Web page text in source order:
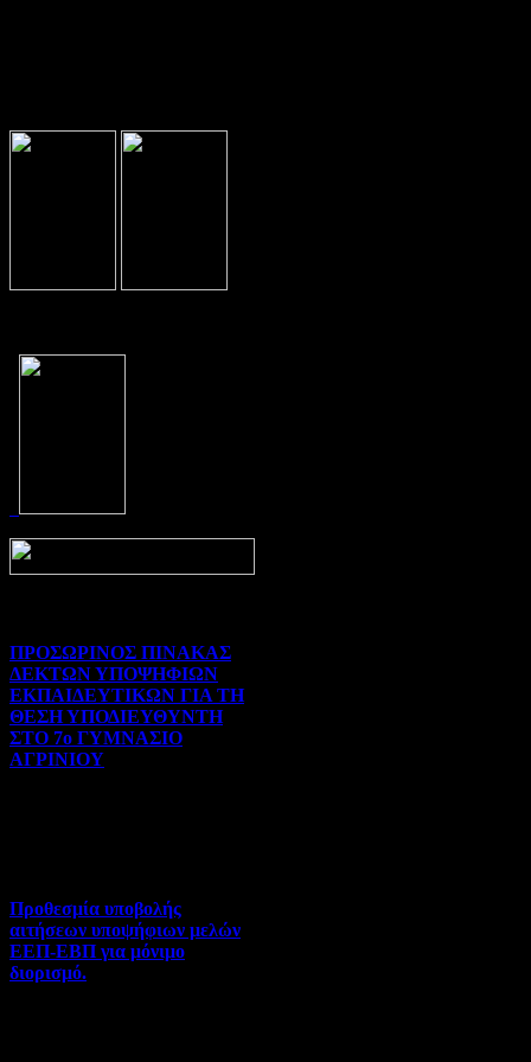
ΠΡΟΣΩΡΙΝΟΣ ΠΙΝΑΚΑΣ
ΔΕΚΤΩΝ ΥΠΟΨΗΦΙΩΝ
ΕΚΠΑΙΔΕΥΤΙΚΩΝ ΓΙΑ ΤΗ
ΘΕΣΗ ΥΠΟΔΙΕΥΘΥΝΤΗ
ΣΤΟ 7ο ΓΥΜΝΑΣΙΟ
ΑΓΡΙΝΙΟΥ
Προθεσμία υποβολής
αιτήσεων υποψήφιων μελών
ΕΕΠ-ΕΒΠ για μόνιμο
διορισμό.